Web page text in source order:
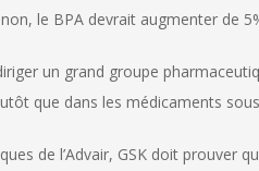
le BPA devrait augmenter de
un grand groupe
que dans les médicaments
de l’Advair, GSK doit prouver